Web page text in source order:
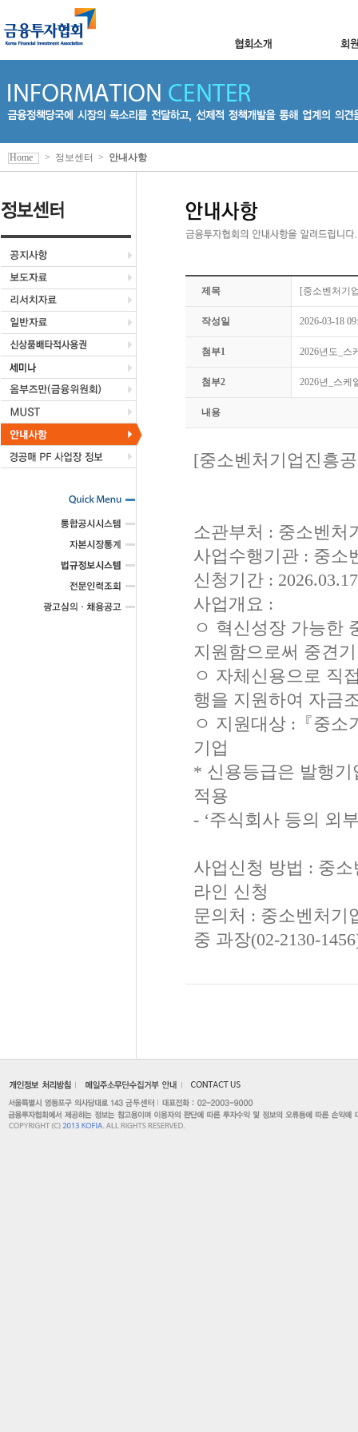
Home > 정보센터 > 안내사항
제목 [중소벤처기
작성일 2026-03-18
첨부1 2026년도_스
첨부2 2026년_스케
내용
[중소벤처기업진흥
소관부처 : 중소벤처
사업수행기관 : 중소
신청기간 :
사업개요 :
ㅇ 혁신성장 가능한
지원함으로써 중견
ㅇ 자체신용으로 직
행을 지원하여 자금
ㅇ 지원대상 :『중
기업
* 신용등급은 발행
적용
- ‘주식회사 등의 외
사업신청 방법 : 중
라인 신청
문의처 : 중소벤처기
중 과장(02-2130-